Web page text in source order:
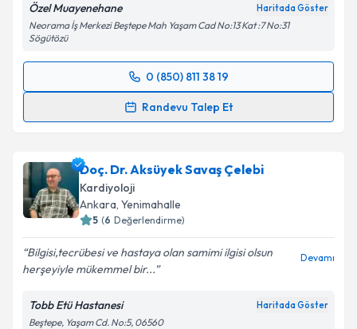
Özel Muayenehane Haritada Göster
Neorama İş Merkezi Beştepe Mah Yaşam Cad No:13 Kat :7 No:31
Sögütözü
0 (850) 811 38 19
Randevu Talep Et
Randevu Takvimi Talebi
takvim hazırlandığında e-posta ile bilgilendireceğiz.
E-posta Adresiniz
kapsamda işlenmesini kabul ediyorum.
Doç. Dr. Aksüyek Savaş Çelebi
Kardiyoloji
Ankara, Yenimahalle
5 (6 Değerlendirme)
Bilgisi,tecrübesi ve hastaya olan samimi ilgisi olsun
herşeyiyle mükemmel bir...
Devamı
Tobb Etü Hastanesi Haritada Göster
Beştepe, Yaşam Cd. No:5, 06560